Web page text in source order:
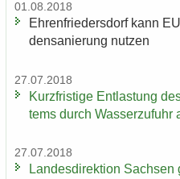
01.08.2018
Eh­ren­frie­ders­dorf kann
den­sa­nie­rung nut­zen
27.07.2018
Kurz­fris­ti­ge Ent­las­tung
tems durch Was­ser­zu­fuhr
27.07.2018
Lan­des­di­rek­ti­on